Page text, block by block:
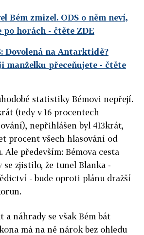
Bém zmizel. ODS o něm neví,
po horách - čtěte ZDE
Dovolená na Antarktidě?
manželku přeceňujete - čtěte
statistiky Bémovi nepřejí.
(tedy v 16 procentech
nepřihlášen byl 413krát,
procent všech hlasování od
Ale především: Bémova cesta
se zjistilo, že tunel Blanka -
- bude oproti plánu dražší
a náhrady se však Bém bát
má na ně nárok bez ohledu